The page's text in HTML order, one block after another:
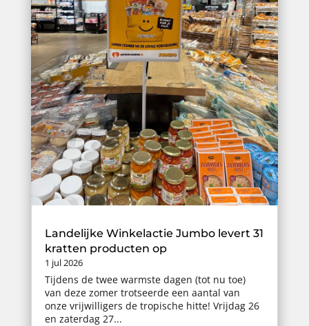
Landelijke Winkelactie Jumbo levert 31
kratten producten op
1 jul 2026
Tijdens de twee warmste dagen (tot nu toe)
van deze zomer trotseerde een aantal van
onze vrijwilligers de tropische hitte! Vrijdag 26
en zaterdag 27...